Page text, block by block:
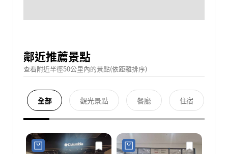
鄰近推薦景點
查看附近半徑50公里內的景點(依距離排序)
全部 觀光景點 餐廳 住宿